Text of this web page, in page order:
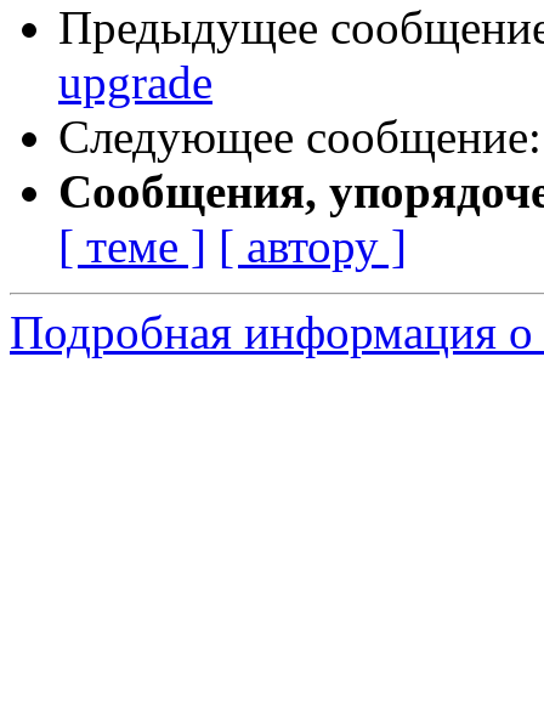
Предыдущее
upgrade
Следующее
Сообщения,
[ теме ] [ автору ]
Подробная информация о